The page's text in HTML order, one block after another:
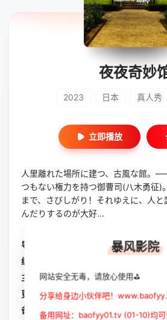
夜夜奇妙
2023 日本 真人秀
立即播放
人里離れた場所に建つ、古風な館。
つもない権力を持つ御曹司(八木勇征)
まで、さびしがり！それゆえに、人
んだりするのが大好...
导演：
编剧：
主演： 八木勇征
更新： 2023-10-11
备注： 全12集
暴风影院
网站安全无毒，请放心使用⛳
分享给身边小伙伴吧！
备用网址：baofyy01.tv (01-10)均